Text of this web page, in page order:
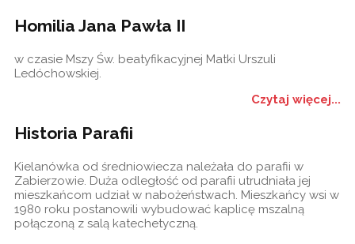
Homilia Jana Pawła II
w czasie Mszy Św. beatyfikacyjnej Matki Urszuli
Ledóchowskiej.
Czytaj więcej...
Historia Parafii
Kielanówka od średniowiecza należała do parafii w
Zabierzowie. Duża odległość od parafii utrudniała jej
mieszkańcom udział w nabożeństwach. Mieszkańcy wsi w
1980 roku postanowili wybudować kaplicę mszalną
połączoną z salą katechetyczną.